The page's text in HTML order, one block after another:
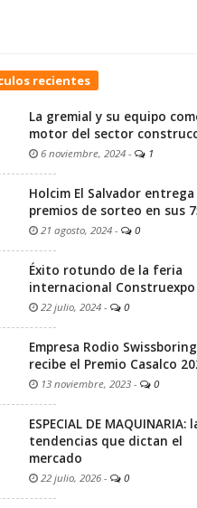
recientes
La gremial y su equipo
motor del sector
6 noviembre, 2024 - 1
Holcim El Salvador entrega
premios de sorteo en sus
21 agosto, 2024 - 0
Éxito rotundo de la feria
internacional Construexpo
22 julio, 2024 - 0
Empresa Rodio Swissboring
recibe el Premio Casalco
13 noviembre, 2023 - 0
ESPECIAL DE MAQUINARIA:
tendencias que dictan el
mercado
22 julio, 2026 - 0